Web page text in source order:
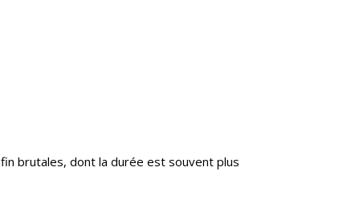
brutales, dont la durée est souvent plus